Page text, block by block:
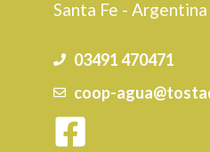
Santa Fe - Argentina
03491 470471
coop-